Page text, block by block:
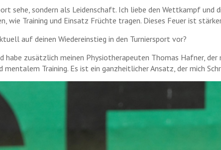
sehe, sondern als Leidenschaft. Ich liebe den Wettkampf und
wie Training und Einsatz Früchte tragen. Dieses Feuer ist
auf deinen Wiedereinstieg in den Turniersport vor?
habe zusätzlich meinen Physiotherapeuten Thomas Hafner,
Training. Es ist ein ganzheitlicher Ansatz, der mich